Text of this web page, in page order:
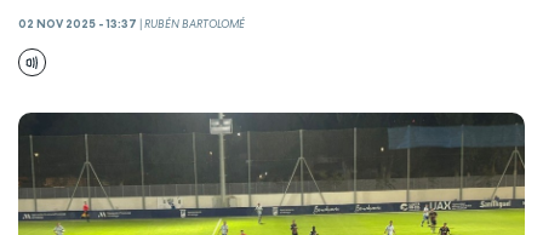
02 NOV 2025 - 13:37 |RUBÉN BARTOLOMÉ